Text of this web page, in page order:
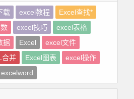
载 excel教程
Excel查找*
excel技巧
excel表格
据 Excel
excel文件
合并 Excel图表
excel操作
excelword